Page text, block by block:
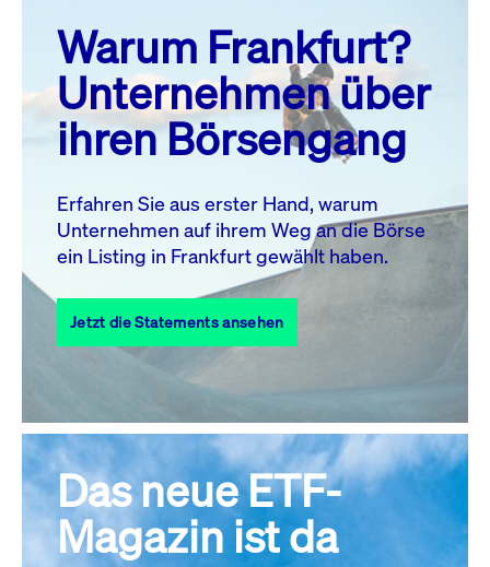
MO. DI. MI. DO. FR. SA. SO.
1
2
3
4 5 6 7 8
10 11 13 14
17
18 19 20 21 22
23
27 28
31
Alle Events
Warum Frankfurt?
Unternehmen über
ihren Börsengang
Erfahren Sie aus erster Hand, warum
Unternehmen auf ihrem Weg an die Börse
ein Listing in Frankfurt gewählt haben.
Jetzt die Statements ansehen
Das neue ETF-
Magazin ist da